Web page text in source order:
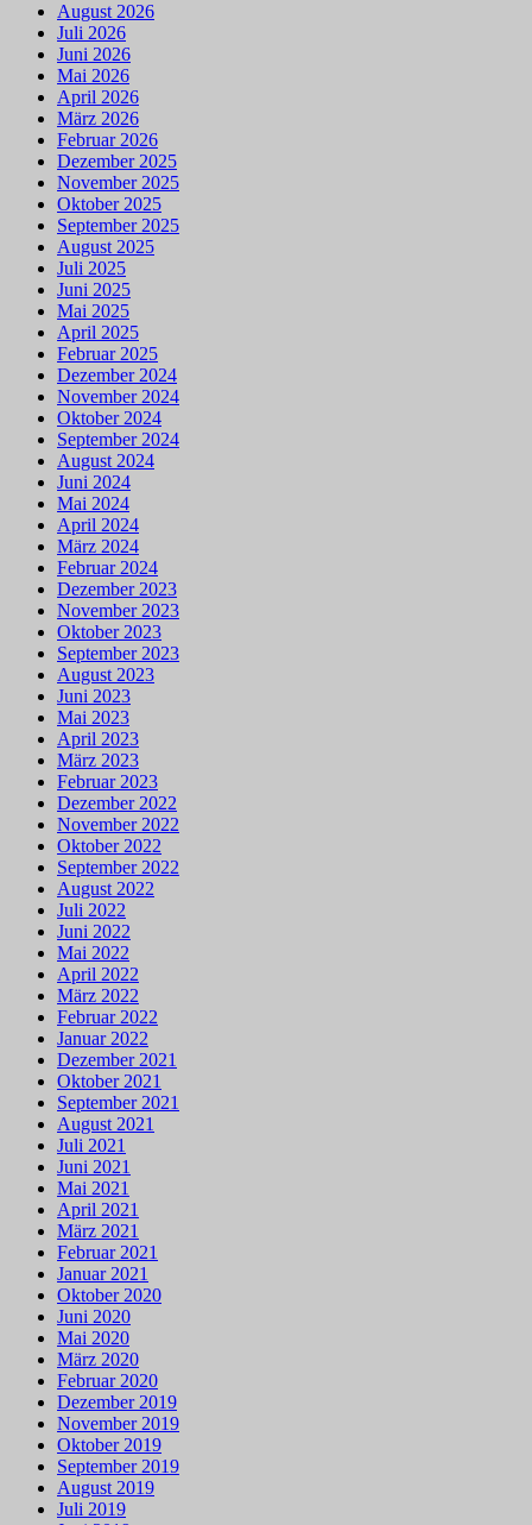
August 2026
Juli 2026
Juni 2026
Mai 2026
April 2026
März 2026
Februar 2026
Dezember 2025
November 2025
Oktober 2025
September 2025
August 2025
Juli 2025
Juni 2025
Mai 2025
April 2025
Februar 2025
Dezember 2024
November 2024
Oktober 2024
September 2024
August 2024
Juni 2024
Mai 2024
April 2024
März 2024
Februar 2024
Dezember 2023
November 2023
Oktober 2023
September 2023
August 2023
Juni 2023
Mai 2023
April 2023
März 2023
Februar 2023
Dezember 2022
November 2022
Oktober 2022
September 2022
August 2022
Juli 2022
Juni 2022
Mai 2022
April 2022
März 2022
Februar 2022
Januar 2022
Dezember 2021
Oktober 2021
September 2021
August 2021
Juli 2021
Juni 2021
Mai 2021
April 2021
März 2021
Februar 2021
Januar 2021
Oktober 2020
Juni 2020
Mai 2020
März 2020
Februar 2020
Dezember 2019
November 2019
Oktober 2019
September 2019
August 2019
Juli 2019